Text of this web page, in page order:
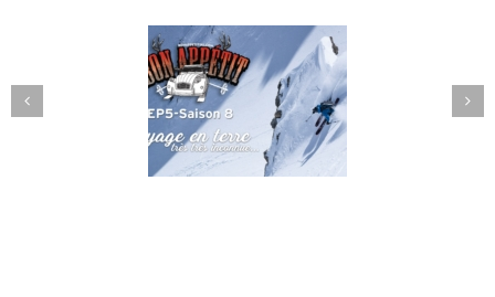
EP4S8 – Y’a du potentiel !